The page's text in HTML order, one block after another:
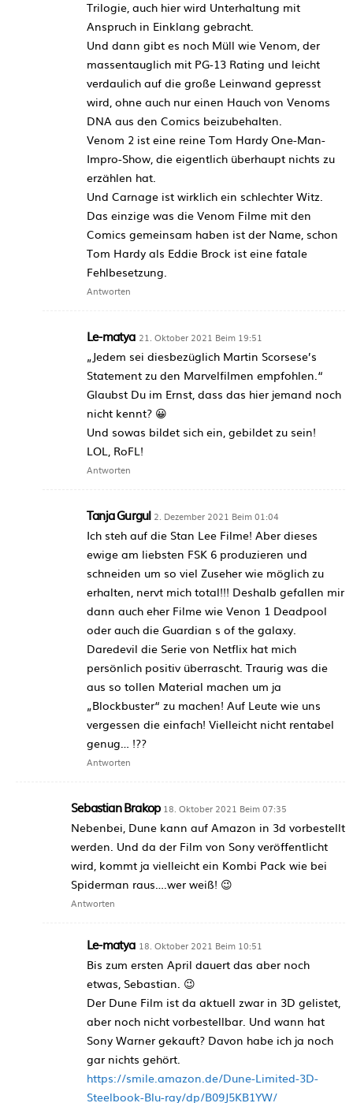
Trilogie, auch hier wird Unterhaltung mit
Anspruch in Einklang gebracht.
Und dann gibt es noch Müll wie Venom, der
massentauglich mit PG-13 Rating und leicht
verdaulich auf die große Leinwand gepresst
wird, ohne auch nur einen Hauch von Venoms
DNA aus den Comics beizubehalten.
Venom 2 ist eine reine Tom Hardy One-Man-
Impro-Show, die eigentlich überhaupt nichts zu
erzählen hat.
Und Carnage ist wirklich ein schlechter Witz.
Das einzige was die Venom Filme mit den
Comics gemeinsam haben ist der Name, schon
Tom Hardy als Eddie Brock ist eine fatale
Fehlbesetzung.
Antworten
Le-matya 21. Oktober 2021 Beim 19:51
„Jedem sei diesbezüglich Martin Scorsese’s
Statement zu den Marvelfilmen empfohlen.“
Glaubst Du im Ernst, dass das hier jemand noch
nicht kennt? 😀
Und sowas bildet sich ein, gebildet zu sein!
LOL, RoFL!
Antworten
Tanja Gurgul 2. Dezember 2021 Beim 01:04
Ich steh auf die Stan Lee Filme! Aber dieses
ewige am liebsten FSK 6 produzieren und
schneiden um so viel Zuseher wie möglich zu
erhalten, nervt mich total!!! Deshalb gefallen mir
dann auch eher Filme wie Venon 1 Deadpool
oder auch die Guardian s of the galaxy.
Daredevil die Serie von Netflix hat mich
persönlich positiv überrascht. Traurig was die
aus so tollen Material machen um ja
„Blockbuster“ zu machen! Auf Leute wie uns
vergessen die einfach! Vielleicht nicht rentabel
genug… !??
Antworten
Sebastian Brakop 18. Oktober 2021 Beim 07:35
Nebenbei, Dune kann auf Amazon in 3d vorbestellt
werden. Und da der Film von Sony veröffentlicht
wird, kommt ja vielleicht ein Kombi Pack wie bei
Spiderman raus….wer weiß! 😉
Antworten
Le-matya 18. Oktober 2021 Beim 10:51
Bis zum ersten April dauert das aber noch
etwas, Sebastian. 😉
Der Dune Film ist da aktuell zwar in 3D gelistet,
aber noch nicht vorbestellbar. Und wann hat
Sony Warner gekauft? Davon habe ich ja noch
gar nichts gehört.
https://smile.amazon.de/Dune-Limited-3D-
Steelbook-Blu-ray/dp/B09J5KB1YW/